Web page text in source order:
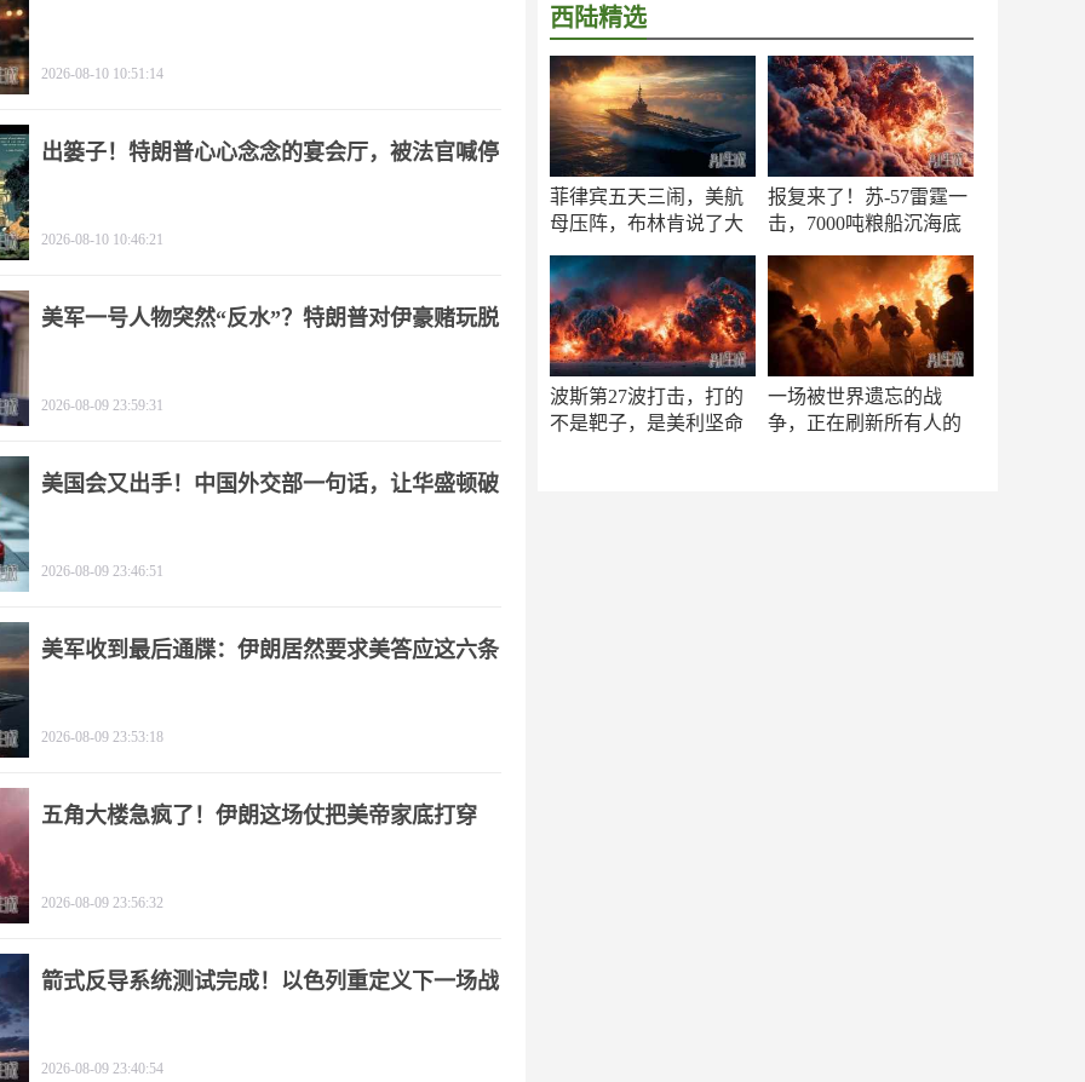
西陆精选
菲律宾五天三闹，美航
母压阵，布林肯说了大
报复来了！苏-57雷霆一
击，7000吨粮船沉海底
波斯第27波打击，打的
不是靶子，是美利坚命
一场被世界遗忘的战
争，正在刷新所有人的
2026-08-10 10:51:14
出篓子！特朗普心心念念的宴会厅，被法官喊停
2026-08-10 10:46:21
美军一号人物突然“反水”？特朗普对伊豪赌玩脱
2026-08-09 23:59:31
美国会又出手！中国外交部一句话，让华盛顿破
2026-08-09 23:46:51
美军收到最后通牒：伊朗居然要求美答应这六条
2026-08-09 23:53:18
五角大楼急疯了！伊朗这场仗把美帝家底打穿
2026-08-09 23:56:32
箭式反导系统测试完成！以色列重定义下一场战
2026-08-09 23:40:54